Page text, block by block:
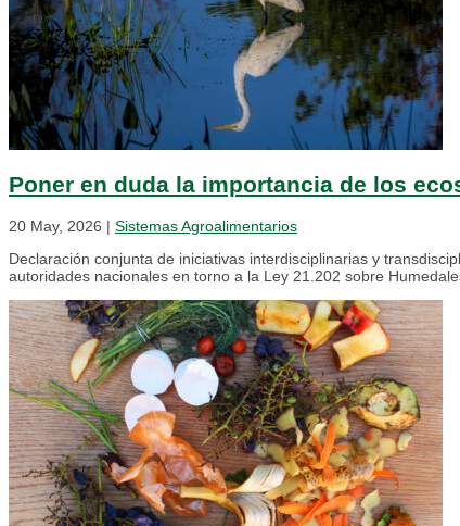
Poner en duda la importancia de los
20 May, 2026 | Sistemas Agroalimentarios
Declaración conjunta de iniciativas interdisciplinarias y
autoridades nacionales en torno a la Ley 21.202 sobre